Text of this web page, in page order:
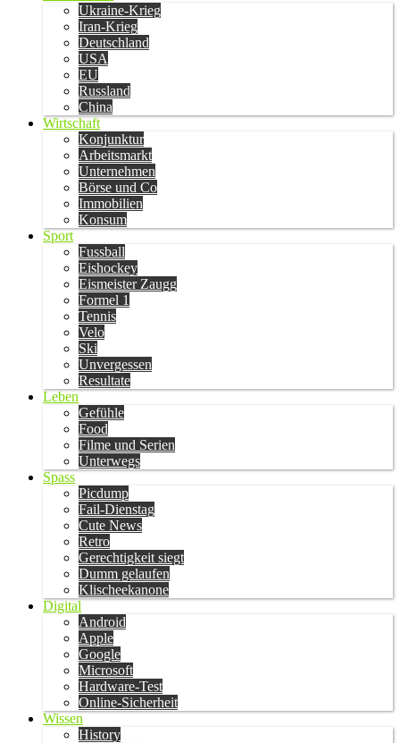
Ukraine-Krieg
Iran-Krieg
Deutschland
USA
EU
Russland
China
Wirtschaft
Konjunktur
Arbeitsmarkt
Unternehmen
Börse und Co
Immobilien
Konsum
Sport
Fussball
Eishockey
Eismeister Zaugg
Formel 1
Tennis
Velo
Ski
Unvergessen
Resultate
Leben
Gefühle
Food
Filme und Serien
Unterwegs
Spass
Picdump
Fail-Dienstag
Cute News
Retro
Gerechtigkeit siegt
Dumm gelaufen
Klischeekanone
Digital
Android
Apple
Google
Microsoft
Hardware-Test
Online-Sicherheit
Wissen
History